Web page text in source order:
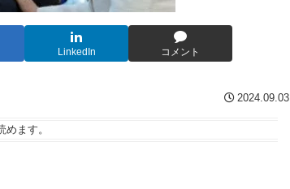
LinkedIn コメント
2024.09.03
めます。